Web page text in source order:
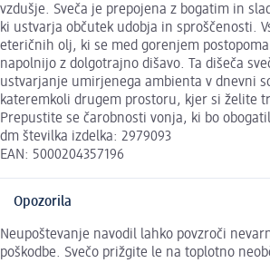
vzdušje. Sveča je prepojena z bogatim in
ki ustvarja občutek udobja in sproščenosti.
eteričnih olj, ki se med gorenjem
napolnijo z dolgotrajno dišavo. Ta dišeča
ustvarjanje umirjenega ambienta v dnevni
kateremkoli drugem prostoru, kjer si želite
Prepustite se čarobnosti vonja, ki bo
dm številka izdelka: 2979093
EAN: 5000204357196
Opozorila
Neupoštevanje navodil lahko povzroči
poškodbe. Svečo prižgite le na toplotno